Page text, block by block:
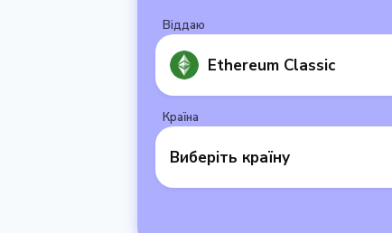
Віддаю
Ethereum Classic
Країна
Виберіть країну